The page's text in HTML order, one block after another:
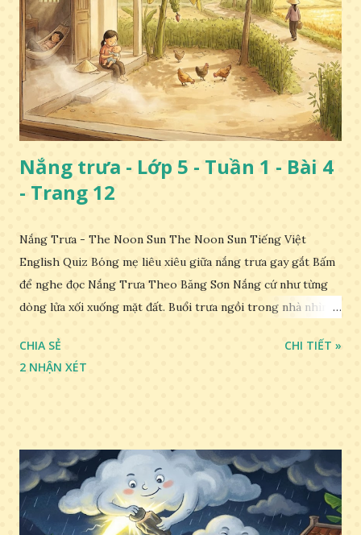
Nắng trưa - Lớp 5 - Tuần 1 - Bài 4
- Trang 12
Nắng Trưa - The Noon Sun The Noon Sun Tiếng Việt
English Quiz Bóng mẹ liêu xiêu giữa nắng trưa gay gắt Bấm
để nghe đọc Nắng Trưa Theo Băng Sơn Nắng cứ như từng
dòng lửa xối xuống mặt đất. Buổi trưa ngồi trong nhà nhìn
CHIA SẺ
2 NHẬN XÉT
CHI TIẾT »